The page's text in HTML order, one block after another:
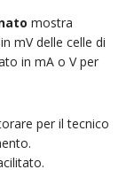
mostra
mV delle celle di
in mA o V per
per il tecnico